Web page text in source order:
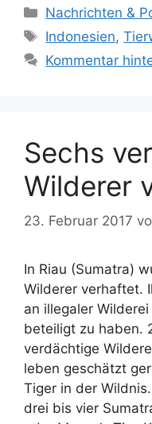
K
a
e
i
e
n
Nachrichten &
S
c
w
ö
r
t
Indonesien,
Kommentar
Sechs
Wilderer
23. Februar 2017
In Riau (Sumatra)
Wilderer verhaftet.
an illegaler
beteiligt zu haben.
verdächtige
leben geschätzt
Tiger in der
drei bis vier